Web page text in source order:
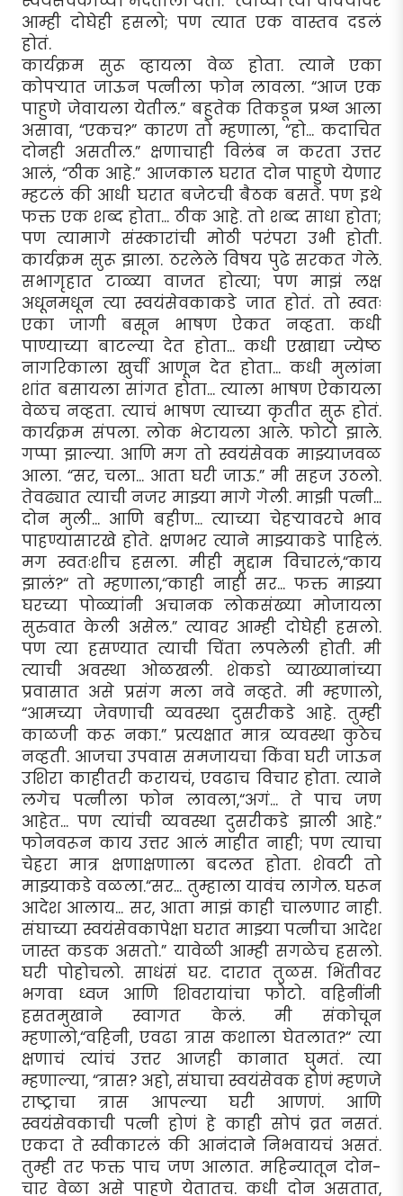
आम्ही दोघेही हसलो; पण त्यात एक वास्तव दडलं
होतं.
कार्यक्रम सुरू व्हायला वेळ होता. त्याने एका
कोपर्‍यात जाऊन पत्नीला फोन लावला. “आज एक
पाहुणे जेवायला येतील.” बहुतेक तिकडून प्रश्न आला
असावा, “एकच?” कारण तो म्हणाला, “हो... कदाचित
दोनही असतील.” क्षणाचाही विलंब न करता उत्तर
आलं, “ठीक आहे.” आजकाल घरात दोन पाहुणे येणार
म्हटलं की आधी घरात बजेटची बैठक बसते. पण इथे
फक्त एक शब्द होता... ठीक आहे. तो शब्द साधा होता;
पण त्यामागे संस्कारांची मोठी परंपरा उभी होती.
कार्यक्रम सुरू झाला. ठरलेले विषय पुढे सरकत गेले.
सभागृहात टाळ्या वाजत होत्या; पण माझं लक्ष
अधूनमधून त्या स्वयंसेवकाकडे जात होतं. तो स्वतः
एका जागी बसून भाषण ऐकत नव्हता. कधी
पाण्याच्या बाटल्या देत होता... कधी एखाद्या ज्येष्ठ
नागरिकाला खुर्ची आणून देत होता... कधी मुलांना
शांत बसायला सांगत होता... त्याला भाषण ऐकायला
वेळच नव्हता. त्याचं भाषण त्याच्या कृतीत सुरू होतं.
कार्यक्रम संपला. लोक भेटायला आले. फोटो झाले.
गप्पा झाल्या. आणि मग तो स्वयंसेवक माझ्याजवळ
आला. “सर, चला... आता घरी जाऊ.” मी सहज उठलो.
तेवढ्यात त्याची नजर माझ्या मागे गेली. माझी पत्नी...
दोन मुली... आणि बहीण... त्याच्या चेहर्‍यावरचे भाव
पाहण्यासारखे होते. क्षणभर त्याने माझ्याकडे पाहिलं.
मग स्वतःशीच हसला. मीही मुद्दाम विचारलं,“काय
झालं?“ तो म्हणाला,“काही नाही सर... फक्त माझ्या
घरच्या पोळ्यांनी अचानक लोकसंख्या मोजायला
सुरुवात केली असेल.” त्यावर आम्ही दोघेही हसलो.
पण त्या हसण्यात त्याची चिंता लपलेली होती. मी
त्याची अवस्था ओळखली. शेकडो व्याख्यानांच्या
प्रवासात असे प्रसंग मला नवे नव्हते. मी म्हणालो,
“आमच्या जेवणाची व्यवस्था दुसरीकडे आहे. तुम्ही
काळजी करू नका.” प्रत्यक्षात मात्र व्यवस्था कुठेच
नव्हती. आजचा उपवास समजायचा किंवा घरी जाऊन
उशिरा काहीतरी करायचं, एवढाच विचार होता. त्याने
लगेच पत्नीला फोन लावला,“अगं... ते पाच जण
आहेत... पण त्यांची व्यवस्था दुसरीकडे झाली आहे.”
फोनवरून काय उत्तर आलं माहीत नाही; पण त्याचा
चेहरा मात्र क्षणाक्षणाला बदलत होता. शेवटी तो
माझ्याकडे वळला.“सर... तुम्हाला यावंच लागेल. घरून
आदेश आलाय... सर, आता माझं काही चालणार नाही.
संघाच्या स्वयंसेवकापेक्षा घरात माझ्या पत्नीचा आदेश
जास्त कडक असतो.” यावेळी आम्ही सगळेच हसलो.
घरी पोहोचलो. साधंसं घर. दारात तुळस. भिंतीवर
भगवा ध्वज आणि शिवरायांचा फोटो. वहिनींनी
हसतमुखाने स्वागत केलं. मी संकोचून
म्हणालो,“वहिनी, एवढा त्रास कशाला घेतलात?“ त्या
क्षणाचं त्यांचं उत्तर आजही कानात घुमतं. त्या
म्हणाल्या, “त्रास? अहो, संघाचा स्वयंसेवक होणं म्हणजे
राष्ट्राचा त्रास आपल्या घरी आणणं. आणि
स्वयंसेवकाची पत्नी होणं हे काही सोपं व्रत नसतं.
एकदा ते स्वीकारलं की आनंदाने निभवायचं असतं.
तुम्ही तर फक्त पाच जण आलात. महिन्यातून दोन-
चार वेळा असे पाहुणे येतातच. कधी दोन असतात,